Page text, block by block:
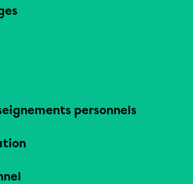
personnels